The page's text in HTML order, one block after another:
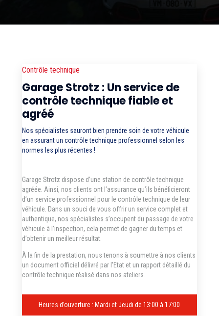
Contrôle technique
Garage Strotz : Un service de
contrôle technique fiable et
agréé
Nos spécialistes sauront bien prendre soin de votre véhicule
en assurant un contrôle technique professionnel selon les
normes les plus récentes !
Garage Strotz dispose d’une station de contrôle technique
agréée. Ainsi, nos clients ont l’assurance qu’ils bénéficieront
d’un service professionnel pour le contrôle technique de leur
véhicule. Dans un souci de vous offrir un service complet et
authentique, nos spécialistes s’occupent du passage de votre
véhicule à l’inspection, cela permet de gagner du temps et
d’obtenir un meilleur résultat.
À la fin de la prestation, nous tenons à soumettre à nos clients
un document officiel délivré par l’Etat et un rapport détaillé du
contrôle technique réalisé dans nos ateliers.
Heures d’ouverture : Mardi et Jeudi de 13:00 à 17:00